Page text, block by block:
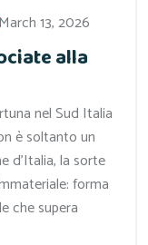
March 13, 2026
alla
nel Sud Italia
è soltanto un
d’Italia, la sorte
forma
che supera